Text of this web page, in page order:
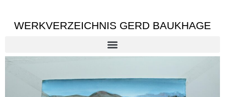
WERKVERZEICHNIS GERD BAUKHAGE